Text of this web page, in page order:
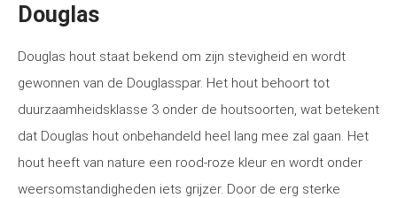
Douglas
Douglas hout staat bekend om zijn stevigheid en wordt
gewonnen van de Douglasspar. Het hout behoort tot
duurzaamheidsklasse 3 onder de houtsoorten, wat betekent
dat Douglas hout onbehandeld heel lang mee zal gaan. Het
hout heeft van nature een rood-roze kleur en wordt onder
weersomstandigheden iets grijzer. Door de erg sterke